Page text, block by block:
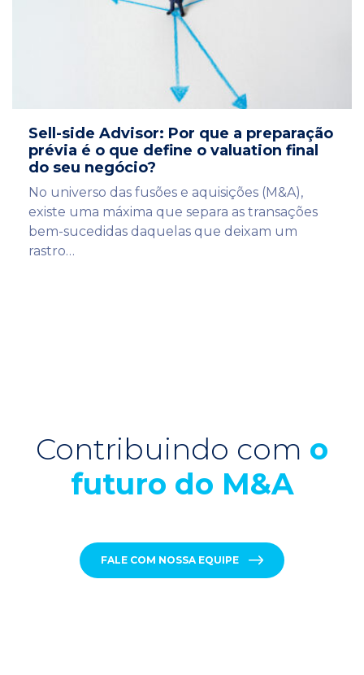
Sell-side Advisor: Por que a preparação
prévia é o que define o valuation final
do seu negócio?
No universo das fusões e aquisições (M&A),
existe uma máxima que separa as transações
bem-sucedidas daquelas que deixam um
rastro…
Contribuindo com o
futuro do M&A
FALE COM NOSSA EQUIPE